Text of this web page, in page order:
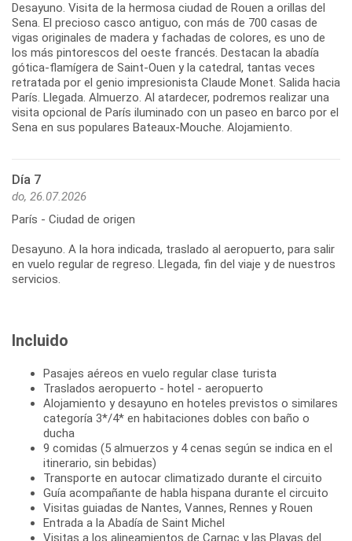
Desayuno. Visita de la hermosa ciudad de Rouen a orillas del
Sena. El precioso casco antiguo, con más de 700 casas de
vigas originales de madera y fachadas de colores, es uno de
los más pintorescos del oeste francés. Destacan la abadía
gótica-flamígera de Saint-Ouen y la catedral, tantas veces
retratada por el genio impresionista Claude Monet. Salida hacia
París. Llegada. Almuerzo. Al atardecer, podremos realizar una
visita opcional de París iluminado con un paseo en barco por el
Día 7
do, 26.07.2026
París - Ciudad de origen
Desayuno. A la hora indicada, traslado al aeropuerto, para salir
en vuelo regular de regreso. Llegada, fin del viaje y de nuestros
Incluido
Pasajes aéreos en vuelo regular clase turista
Traslados aeropuerto - hotel - aeropuerto
Alojamiento y desayuno en hoteles previstos o similares
categoría 3*/4* en habitaciones dobles con baño o
ducha
9 comidas (5 almuerzos y 4 cenas según se indica en el
itinerario, sin bebidas)
Transporte en autocar climatizado durante el circuito
Guía acompañante de habla hispana durante el circuito
Visitas guiadas de Nantes, Vannes, Rennes y Rouen
Entrada a la Abadía de Saint Michel
Visitas a los alineamientos de Carnac y las Playas del